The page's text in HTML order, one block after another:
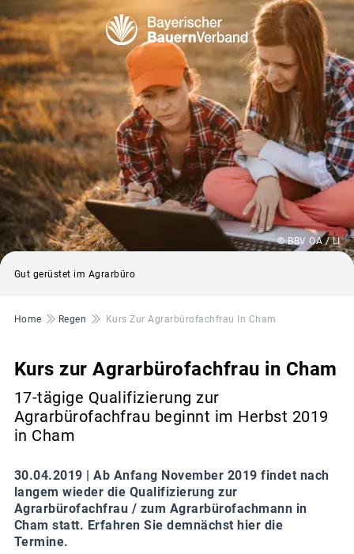
© BBV OA / LI
Gut gerüstet im Agrarbüro
Pfadnavigation
Home Regen Kurs Zur Agrarbürofachfrau In Cham
Kurs zur Agrarbürofachfrau in Cham
17-tägige Qualifizierung zur
Agrarbürofachfrau beginnt im Herbst 2019
in Cham
30.04.2019 | Ab Anfang November 2019 findet nach
langem wieder die Qualifizierung zur
Agrarbürofachfrau / zum Agrarbürofachmann in
Cham statt. Erfahren Sie demnächst hier die
Termine.